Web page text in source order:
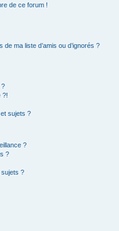
de ce forum !
ma liste d’amis ou d’ignorés ?
?
?!
sujets ?
?
?
?